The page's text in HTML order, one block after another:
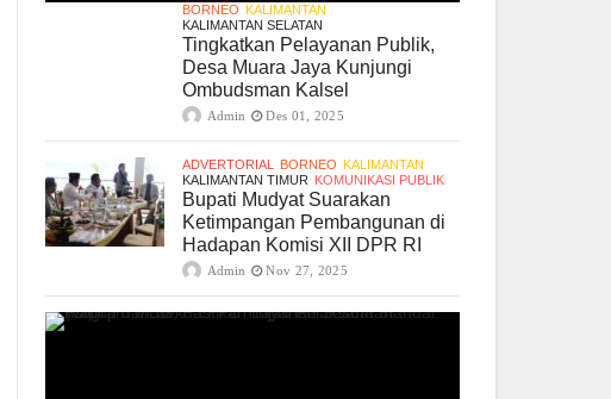
BORNEO KALIMANTAN
KALIMANTAN SELATAN
Tingkatkan Pelayanan Publik,
Desa Muara Jaya Kunjungi
Ombudsman Kalsel
Admin Des 01, 2025
ADVERTORIAL BORNEO KALIMANTAN
KALIMANTAN TIMUR KOMUNIKASI PUBLIK
Bupati Mudyat Suarakan
Ketimpangan Pembangunan di
Hadapan Komisi XII DPR RI
Admin Nov 27, 2025